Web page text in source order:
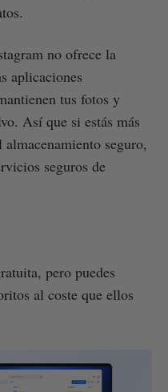
no ofrece la
aplicaciones
tus fotos y
Así que si estás más
seguro,
seguros de
pero puedes
al coste que ellos